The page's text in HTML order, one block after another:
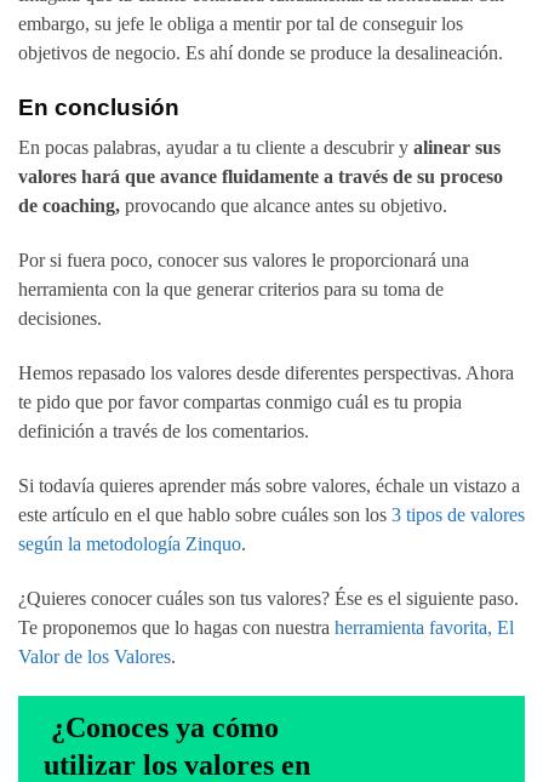
embargo, su jefe le obliga a mentir por tal de conseguir los
objetivos de negocio. Es ahí donde se produce la desalineación.
En conclusión
En pocas palabras, ayudar a tu cliente a descubrir y alinear sus
valores hará que avance fluidamente a través de su proceso
de coaching, provocando que alcance antes su objetivo.
Por si fuera poco, conocer sus valores le proporcionará una
herramienta con la que generar criterios para su toma de
decisiones.
Hemos repasado los valores desde diferentes perspectivas. Ahora
te pido que por favor compartas conmigo cuál es tu propia
definición a través de los comentarios.
Si todavía quieres aprender más sobre valores, échale un vistazo a
este artículo en el que hablo sobre cuáles son los 3 tipos de valores
según la metodología Zinquo.
¿Quieres conocer cuáles son tus valores? Ése es el siguiente paso.
Te proponemos que lo hagas con nuestra herramienta favorita, El
Valor de los Valores.
¿Conoces ya cómo
utilizar los valores en